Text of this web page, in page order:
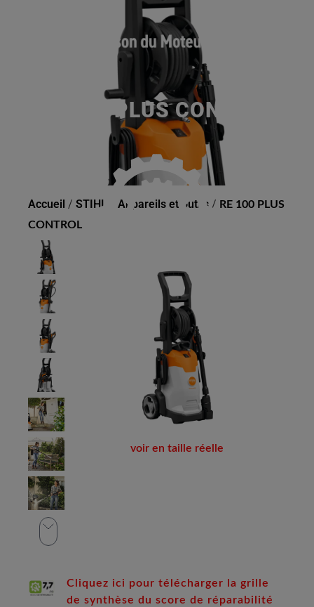
RE 100 PLUS CONTROL
Accueil / STIHL Appareils et outils / RE 100 PLUS
CONTROL
voir en taille réelle
Cliquez ici pour télécharger la grille
de synthèse du score de réparabilité